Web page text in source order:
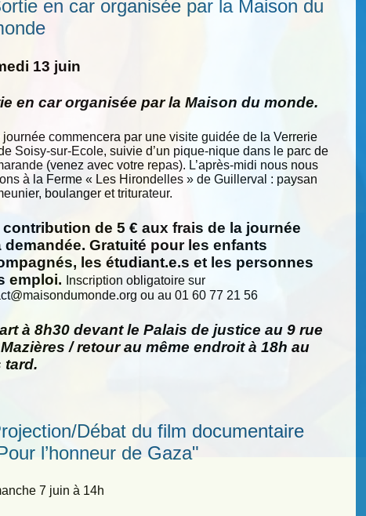
en car organisée par la Maison du
13 juin
en car organisée par la Maison du monde.
journée commencera par une visite guidée de la Verrerie
Soisy-sur-Ecole, suivie d’un pique-nique dans le parc de
(venez avec votre repas). L’après-midi nous nous
à la Ferme « Les Hirondelles » de Guillerval : paysan
boulanger et triturateur.
contribution de 5 € aux frais de la journée
demandée. Gratuité pour les enfants
les étudiant.e.s et les personnes
emploi.
Inscription obligatoire sur
@maisondumonde.org ou au 01 60 77 21 56
à 8h30 devant le Palais de justice au 9 rue
/ retour au même endroit à 18h au
tard.
Débat du film documentaire
l’honneur de Gaza"
7 juin à 14h